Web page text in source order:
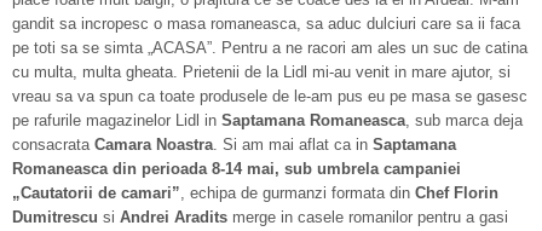
gandit sa incropesc o masa romaneasca, sa aduc dulciuri care sa ii faca
pe toti sa se simta „ACASA”. Pentru a ne racori am ales un suc de catina
cu multa, multa gheata. Prietenii de la Lidl mi-au venit in mare ajutor, si
vreau sa va spun ca toate produsele de le-am pus eu pe masa se gasesc
pe rafurile magazinelor Lidl in Saptamana Romaneasca, sub marca deja
consacrata Camara Noastra. Si am mai aflat ca in Saptamana
Romaneasca din perioada 8-14 mai, sub umbrela campaniei
„Cautatorii de camari”, echipa de gurmanzi formata din Chef Florin
Dumitrescu si Andrei Aradits merge in casele romanilor pentru a gasi